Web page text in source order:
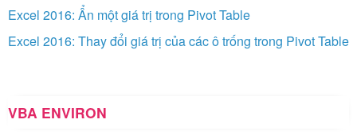
Excel 2016: Ẩn một giá trị trong Pivot Table
Excel 2016: Thay đổi giá trị của các ô trống trong Pivot Table
VBA ENVIRON